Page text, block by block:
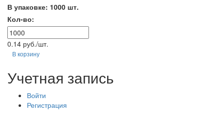
В упаковке: 1000 шт.
Кол-во:
0.14 руб./шт.
В корзину
Учетная запись
Войти
Регистрация